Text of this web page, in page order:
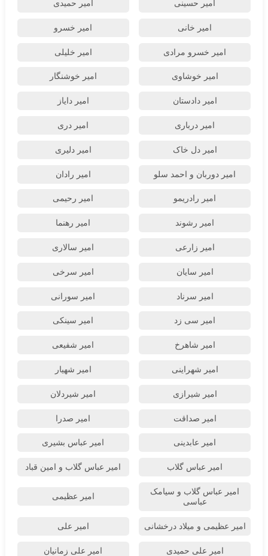
امیر حسینی امیر حمیدی
امیر خانی امیر خسرو
امیر خسرو مرادی امیر خلیلی
امیر خوشاوی امیر خوشنگار
امیر دادستان امیر دایاز
امیر درباری امیر دری
امیر دل خاک امیر دلیری
امیر دوربان و احمد سلو امیر رادان
امیر رادریمو امیر رحیمی
امیر رشوند امیر رهنما
امیر زارعی امیر سالاری
امیر سایان امیر سرخی
امیر سرناد امیر سورانی
امیر سی زد امیر سینکی
امیر شاهرخ امیر شفیعی
امیر شهراینی امیر شهیار
امیر شیرازی امیر شیردلان
امیر صداقت امیر صدرا
امیر عابدینی امیر عباس بشیری
امیر عباس گلاب امیر عباس گلاب و امین قباد
امیر عباس گلاب و سیامک
عباسی
امیر عظیمی
امیر عظیمی و میلاد درخشانی امیر علی
امیر علی حمیدی امیر علی زمانیان